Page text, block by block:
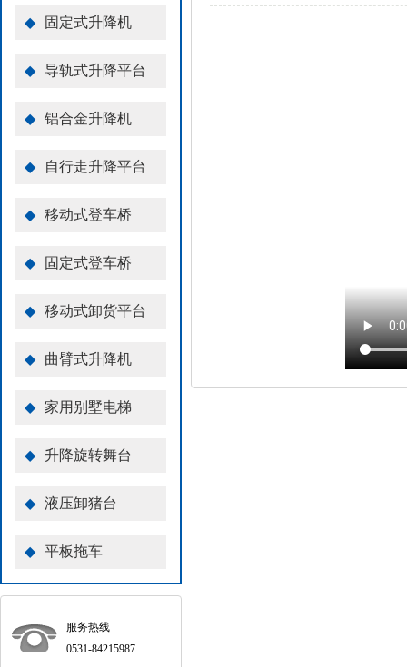
◆ 固定式升降机
◆ 导轨式升降平台
◆ 铝合金升降机
◆ 自行走升降平台
◆ 移动式登车桥
◆ 固定式登车桥
◆ 移动式卸货平台
◆ 曲臂式升降机
◆ 家用别墅电梯
◆ 升降旋转舞台
◆ 液压卸猪台
◆ 平板拖车
服务热线
0531-84215987